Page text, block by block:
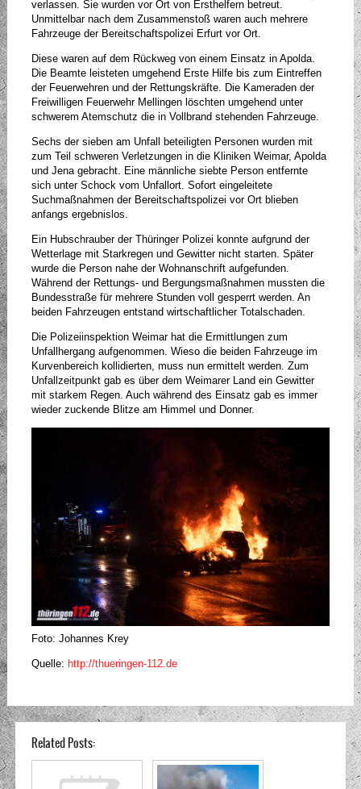
verlassen. Sie wurden vor Ort von Ersthelfern betreut.
Unmittelbar nach dem Zusammenstoß waren auch mehrere
Fahrzeuge der Bereitschaftspolizei Erfurt vor Ort.
Diese waren auf dem Rückweg von einem Einsatz in Apolda.
Die Beamte leisteten umgehend Erste Hilfe bis zum Eintreffen
der Feuerwehren und der Rettungskräfte. Die Kameraden der
Freiwilligen Feuerwehr Mellingen löschten umgehend unter
schwerem Atemschutz die in Vollbrand stehenden Fahrzeuge.
Sechs der sieben am Unfall beteiligten Personen wurden mit
zum Teil schweren Verletzungen in die Kliniken Weimar, Apolda
und Jena gebracht. Eine männliche siebte Person entfernte
sich unter Schock vom Unfallort. Sofort eingeleitete
Suchmaßnahmen der Bereitschaftspolizei vor Ort blieben
anfangs ergebnislos.
Ein Hubschrauber der Thüringer Polizei konnte aufgrund der
Wetterlage mit Starkregen und Gewitter nicht starten. Später
wurde die Person nahe der Wohnanschrift aufgefunden.
Während der Rettungs- und Bergungsmaßnahmen mussten die
Bundesstraße für mehrere Stunden voll gesperrt werden. An
beiden Fahrzeugen entstand wirtschaftlicher Totalschaden.
Die Polizeiinspektion Weimar hat die Ermittlungen zum
Unfallhergang aufgenommen. Wieso die beiden Fahrzeuge im
Kurvenbereich kollidierten, muss nun ermittelt werden. Zum
Unfallzeitpunkt gab es über dem Weimarer Land ein Gewitter
mit starkem Regen. Auch während des Einsatz gab es immer
wieder zuckende Blitze am Himmel und Donner.
Foto: Johannes Krey
Quelle: http://thueringen-112.de
Related Posts: